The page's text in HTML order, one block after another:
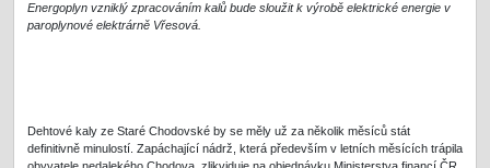
Energoplyn vzniklý zpracováním kalů bude sloužit k výrobě elektrické energie v
paroplynové elektrárně Vřesová.
Dehtové kaly ze Staré Chodovské by se měly už za několik měsíců stát
definitivně minulostí. Zapáchající nádrž, která především v letních měsících trápila